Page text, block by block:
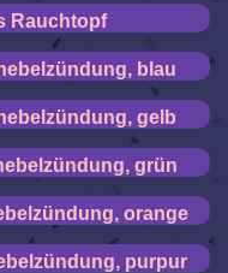
Rauchtopf
blau
gelb
grün
orange
purpur